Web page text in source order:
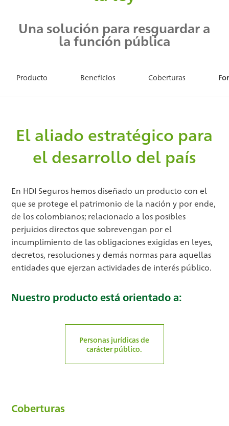
Una solución para resguardar a
la función pública
Producto Beneficios Coberturas
El aliado estratégico para
el desarrollo del país
En HDI Seguros hemos diseñado un producto con el
que se protege el patrimonio de la nación y por ende,
de los colombianos; relacionado a los posibles
perjuicios directos que sobrevengan por el
incumplimiento de las obligaciones exigidas en leyes,
decretos, resoluciones y demás normas para aquellas
entidades que ejerzan actividades de interés público.
Nuestro producto está orientado a:
Personas jurídicas de
carácter público.
Coberturas